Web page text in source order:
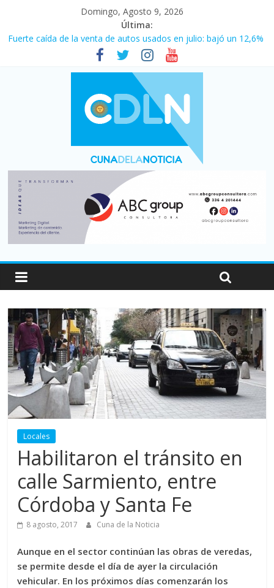
Domingo, Agosto 9, 2026
Última:
Fuerte caída de la venta de autos usados en julio: bajó un 12,6%
El agro argentino logró un récord histórico de exportaciones en
La morosidad alcanzó su nivel más alto en dos décadas y ya
afecta a 400 mil deudores en Santa Fe
Desde que asumió Milei cerraron 41.000 kioscos: el sector
Vacaciones de invierno con más movimiento y consumo
turístico: 4,6 millones de personas viajaron por el país, un 5,9%
más que en 2025
Locales
Habilitaron el tránsito en
calle Sarmiento, entre
Córdoba y Santa Fe
8 agosto, 2017 Cuna de la Noticia
Aunque en el sector continúan las obras de veredas,
se permite desde el día de ayer la circulación
vehicular. En los próximos días comenzarán los